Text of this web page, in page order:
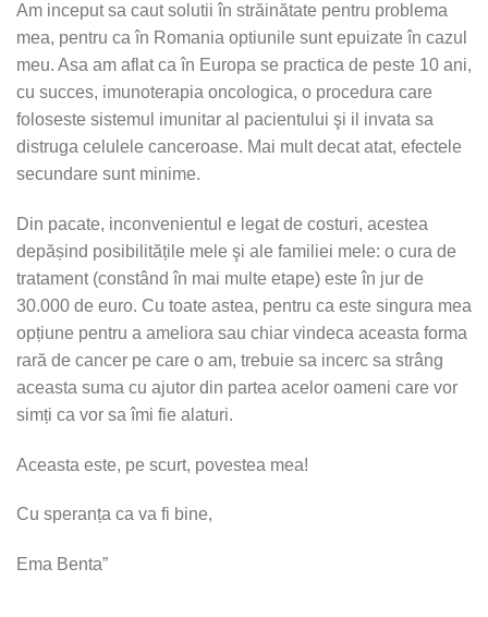
Am inceput sa caut solutii în străinătate pentru problema
mea, pentru ca în Romania optiunile sunt epuizate în cazul
meu. Asa am aflat ca în Europa se practica de peste 10 ani,
cu succes, imunoterapia oncologica, o procedura care
foloseste sistemul imunitar al pacientului şi il invata sa
distruga celulele canceroase. Mai mult decat atat, efectele
secundare sunt minime.
Din pacate, inconvenientul e legat de costuri, acestea
depășind posibilitățile mele şi ale familiei mele: o cura de
tratament (constând în mai multe etape) este în jur de
30.000 de euro. Cu toate astea, pentru ca este singura mea
opțiune pentru a ameliora sau chiar vindeca aceasta forma
rară de cancer pe care o am, trebuie sa incerc sa strâng
aceasta suma cu ajutor din partea acelor oameni care vor
simți ca vor sa îmi fie alaturi.
Aceasta este, pe scurt, povestea mea!
Cu speranța ca va fi bine,
Ema Benta”